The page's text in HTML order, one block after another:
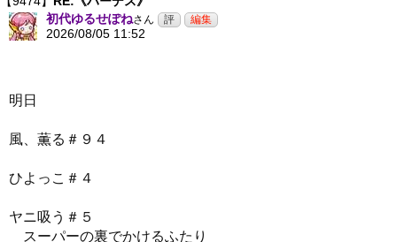
初代ゆるせぽねさん
2026/08/05 11:52
明日
風、薫る＃９４
ひよっこ＃４
ヤニ吸う＃５
スーパーの裏でかけるふたり